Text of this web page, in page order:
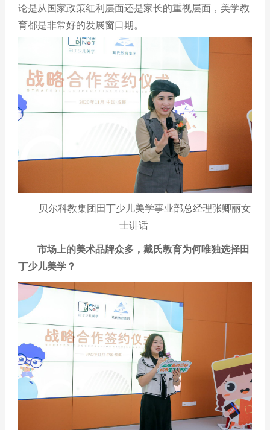
论是从国家政策红利层面还是家长的重视层面，美学教
育都是非常好的发展窗口期。
贝尔科教集团田丁少儿美学事业部总经理张卿丽女
士讲话
市场上的美术品牌众多，戴氏教育为何唯独选择田
丁少儿美学？